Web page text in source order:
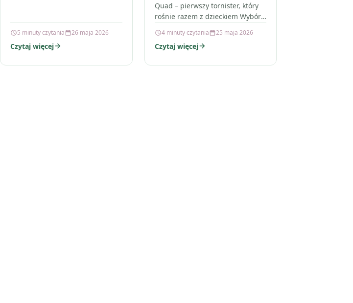
5 minuty czytania 26 maja 2026
Czytaj więcej
Quad – pierwszy tornister, który
rośnie razem z dzieckiem Wybór
szkołą to coś więcej niż…
4 minuty czytania 25 maja 2026
Czytaj więcej